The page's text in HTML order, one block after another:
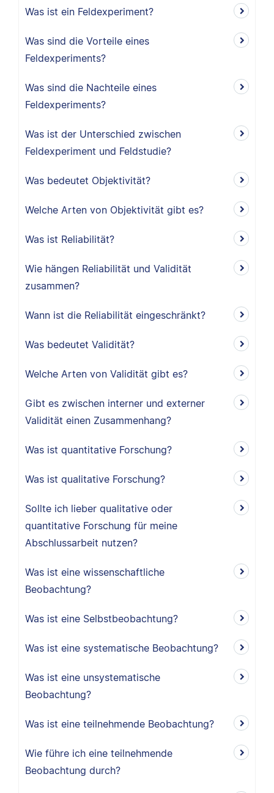
Was ist ein Feldexperiment?
Was sind die Vorteile eines
Feldexperiments?
Was sind die Nachteile eines
Feldexperiments?
Was ist der Unterschied zwischen
Feldexperiment und Feldstudie?
Was bedeutet Objektivität?
Welche Arten von Objektivität gibt es?
Was ist Reliabilität?
Wie hängen Reliabilität und Validität
zusammen?
Wann ist die Reliabilität eingeschränkt?
Was bedeutet Validität?
Welche Arten von Validität gibt es?
Gibt es zwischen interner und externer
Validität einen Zusammenhang?
Was ist quantitative Forschung?
Was ist qualitative Forschung?
Sollte ich lieber qualitative oder
quantitative Forschung für meine
Abschlussarbeit nutzen?
Was ist eine wissenschaftliche
Beobachtung?
Was ist eine Selbstbeobachtung?
Was ist eine systematische Beobachtung?
Was ist eine unsystematische
Beobachtung?
Was ist eine teilnehmende Beobachtung?
Wie führe ich eine teilnehmende
Beobachtung durch?